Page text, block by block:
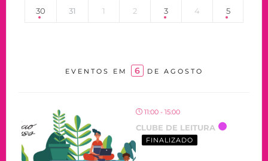
30 31 1 2 3 4 5
EVENTOS EM 6 DE AGOSTO
11:00 - 15:00
CLUBE DE LEITURA
FINALIZADO